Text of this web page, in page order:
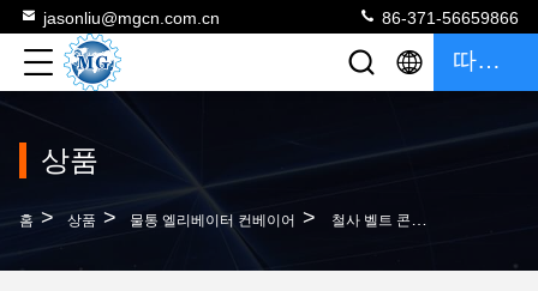
jasonliu@mgcn.com.cn 86-371-56659866
따옴표
상품
홈 > 상품 > 물통 엘리베이터 컨베이어 > 철사 벨트 콘베이어를 가진 시멘트 모래 물통 엘리베이터 컨베이어 안정되어 있는 가동